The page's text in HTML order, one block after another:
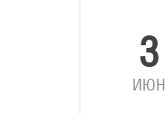
3
ИЮН